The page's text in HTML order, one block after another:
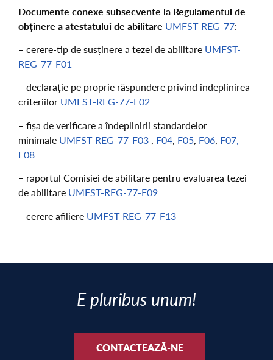
Documente conexe subsecvente la Regulamentul de
obținere a atestatului de abilitare UMFST-REG-77:
– cerere-tip de susținere a tezei de abilitare UMFST-
REG-77-F01
– declarație pe proprie răspundere privind indeplinirea
criteriilor UMFST-REG-77-F02
– fișa de verificare a îndeplinirii standardelor
minimale UMFST-REG-77-F03 , F04, F05, F06, F07,
F08
– raportul Comisiei de abilitare pentru evaluarea tezei
de abilitare UMFST-REG-77-F09
– cerere afiliere UMFST-REG-77-F13
E pluribus unum!
CONTACTEAZĂ-NE